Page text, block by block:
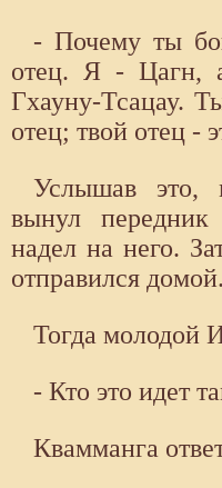
- Почему ты
отец. Я -
Гхауну-Тсацау.
отец; твой отец -
Услышав это,
вынул
надел на него.
отправился домой.
Тогда молодой
- Кто это идет
Квамманга